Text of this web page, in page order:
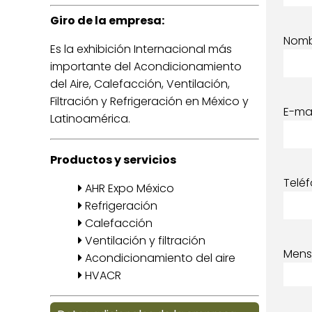
Giro de la empresa:
Es la exhibición Internacional más
importante del Acondicionamiento
del Aire, Calefacción, Ventilación,
Filtración y Refrigeración en México y
Latinoamérica.
Productos y servicios
AHR Expo México
Refrigeración
Calefacción
Ventilación y filtración
Acondicionamiento del aire
HVACR
E-